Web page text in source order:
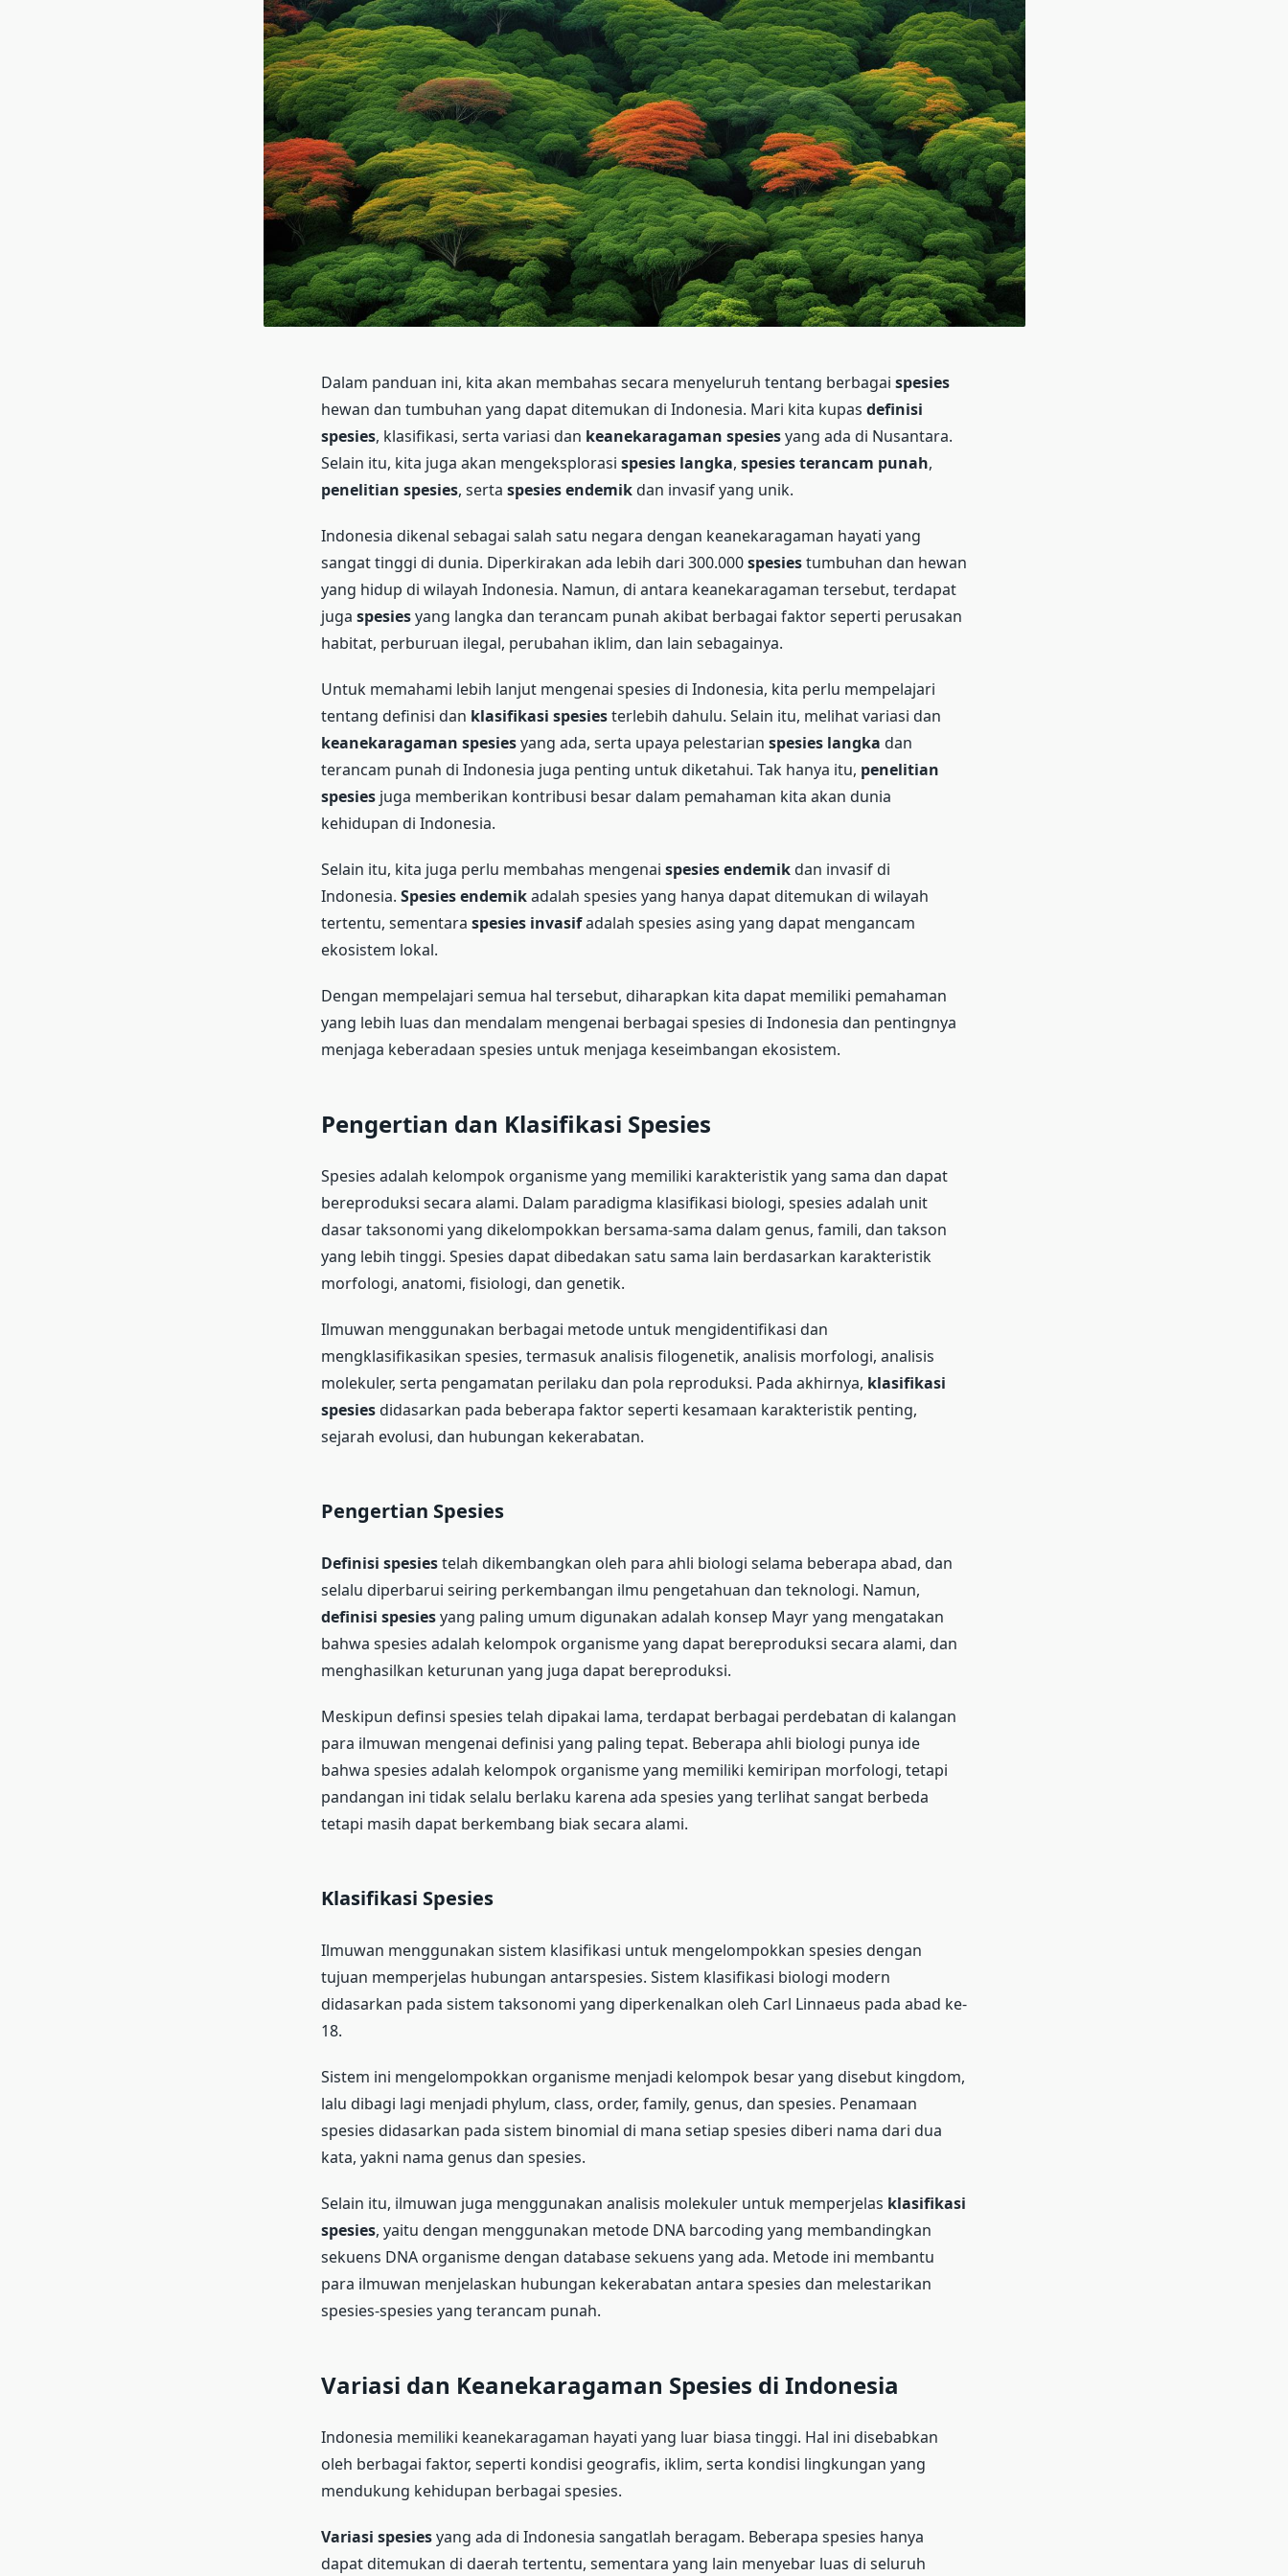
Dalam panduan ini, kita akan membahas secara menyeluruh tentang berbagai spesies
hewan dan tumbuhan yang dapat ditemukan di Indonesia. Mari kita kupas definisi
spesies, klasifikasi, serta variasi dan keanekaragaman spesiesyang ada di Nusantara.
Selain itu, kita juga akan mengeksplorasi spesies langka, spesies terancam punah,
penelitian spesies, serta spesies endemikdan invasif yang unik.
Indonesia dikenal sebagai salah satu negara dengan keanekaragaman hayati yang
sangat tinggi di dunia. Diperkirakan ada lebih dari 300.000spesiestumbuhan dan hewan
yang hidup di wilayah Indonesia. Namun, di antara keanekaragaman tersebut, terdapat
juga spesiesyang langka dan terancam punah akibat berbagai faktor seperti perusakan
habitat, perburuan ilegal, perubahan iklim, dan lain sebagainya.
Untuk memahami lebih lanjut mengenai spesies di Indonesia, kita perlu mempelajari
tentang definisi dan klasifikasi spesiesterlebih dahulu. Selain itu, melihat variasi dan
keanekaragaman spesiesyang ada, serta upaya pelestarian spesies langka dan
terancam punah di Indonesia juga penting untuk diketahui. Tak hanya itu, penelitian
spesiesjuga memberikan kontribusi besar dalam pemahaman kita akan dunia
kehidupan di Indonesia.
Selain itu, kita juga perlu membahas mengenai spesies endemikdan invasif di
Indonesia. Spesies endemikadalah spesies yang hanya dapat ditemukan di wilayah
tertentu, sementara spesies invasifadalah spesies asing yang dapat mengancam
ekosistem lokal.
Dengan mempelajari semua hal tersebut, diharapkan kita dapat memiliki pemahaman
yang lebih luas dan mendalam mengenai berbagai spesies di Indonesia dan pentingnya
menjaga keberadaan spesies untuk menjaga keseimbangan ekosistem.
Pengertian dan Klasifikasi Spesies
Spesies adalah kelompok organisme yang memiliki karakteristik yang sama dan dapat
bereproduksi secara alami. Dalam paradigma klasifikasi biologi, spesies adalah unit
dasar taksonomi yang dikelompokkan bersama-sama dalam genus, famili, dan takson
yang lebih tinggi. Spesies dapat dibedakan satu sama lain berdasarkan karakteristik
morfologi, anatomi, fisiologi, dan genetik.
Ilmuwan menggunakan berbagai metode untuk mengidentifikasi dan
mengklasifikasikan spesies, termasuk analisis filogenetik, analisis morfologi, analisis
molekuler, serta pengamatan perilaku dan pola reproduksi. Pada akhirnya, klasifikasi
spesiesdidasarkan pada beberapa faktor seperti kesamaan karakteristik penting,
sejarah evolusi, dan hubungan kekerabatan.
Pengertian Spesies
Definisi spesiestelah dikembangkan oleh para ahli biologi selama beberapa abad, dan
selalu diperbarui seiring perkembangan ilmu pengetahuan dan teknologi. Namun,
definisi spesiesyang paling umum digunakan adalah konsep Mayr yang mengatakan
bahwa spesies adalah kelompok organisme yang dapat bereproduksi secara alami, dan
menghasilkan keturunan yang juga dapat bereproduksi.
Meskipun definsi spesies telah dipakai lama, terdapat berbagai perdebatan di kalangan
para ilmuwan mengenai definisi yang paling tepat. Beberapa ahli biologi punya ide
bahwa spesies adalah kelompok organisme yang memiliki kemiripan morfologi, tetapi
pandangan ini tidak selalu berlaku karena ada spesies yang terlihat sangat berbeda
tetapi masih dapat berkembang biak secara alami.
Klasifikasi Spesies
Ilmuwan menggunakan sistem klasifikasi untuk mengelompokkan spesies dengan
tujuan memperjelas hubungan antarspesies. Sistem klasifikasi biologi modern
didasarkan pada sistem taksonomi yang diperkenalkan oleh Carl Linnaeus pada abad ke-
18.
Sistem ini mengelompokkan organisme menjadi kelompok besar yang disebut kingdom,
lalu dibagi lagi menjadi phylum, class, order, family, genus, dan spesies. Penamaan
spesies didasarkan pada sistem binomial di mana setiap spesies diberi nama dari dua
kata, yakni nama genus dan spesies.
Selain itu, ilmuwan juga menggunakan analisis molekuler untuk memperjelas klasifikasi
spesies, yaitu dengan menggunakan metode DNA barcoding yang membandingkan
sekuens DNA organisme dengan database sekuens yang ada. Metode ini membantu
para ilmuwan menjelaskan hubungan kekerabatan antara spesies dan melestarikan
spesies-spesies yang terancam punah.
Variasi dan Keanekaragaman Spesies di Indonesia
Indonesia memiliki keanekaragaman hayati yang luar biasa tinggi. Hal ini disebabkan
oleh berbagai faktor, seperti kondisi geografis, iklim, serta kondisi lingkungan yang
mendukung kehidupan berbagai spesies.
Variasi spesiesyang ada di Indonesia sangatlah beragam. Beberapa spesies hanya
dapat ditemukan di daerah tertentu, sementara yang lain menyebar luas di seluruh